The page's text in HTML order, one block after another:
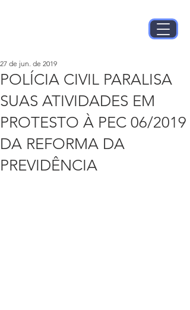
POLÍCIA CIVIL PARALISA
SUAS ATIVIDADES EM
PROTESTO À PEC 06/2019
DA REFORMA DA
PREVIDÊNCIA
27 de jun. de 2019